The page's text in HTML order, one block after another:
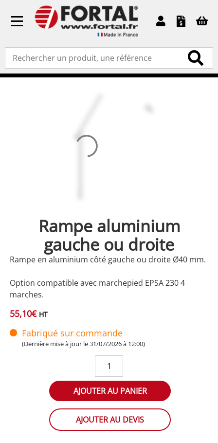
Toggle
Accueil»Pièces détachées»Garde-corps, portillons et
raccords» Rampe aluminium gauche ou droite
Rampe aluminium
gauche ou droite
Rampe en aluminium côté gauche ou droite Ø40 mm.
Option compatible avec marchepied EPSA 230 4
marches.
55,10€ HT
Fabriqué sur commande
(Dernière mise à jour le 31/07/2026 à 12:00)
quantité
de
Rampe
aluminium
gauche
ou
droite
AJOUTER AU PANIER
AJOUTER AU DEVIS